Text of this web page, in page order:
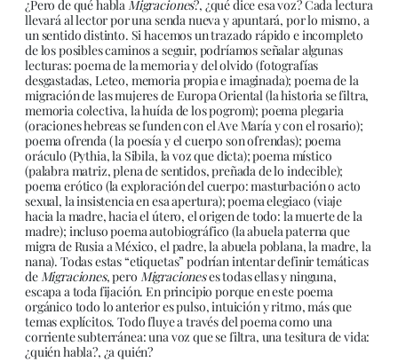
¿Pero de qué hablaMigraciones?, ¿qué dice esa voz? Cada lectura
llevará al lector por una senda nueva y apuntará, por lo mismo, a
un sentido distinto. Si hacemos un trazado rápido e incompleto
de los posibles caminos a seguir, podríamos señalar algunas
lecturas: poema de la memoria y del olvido (fotografías
desgastadas, Leteo, memoria propia e imaginada); poema de la
migración de las mujeres de Europa Oriental (la historia se filtra,
memoria colectiva, la huída de los pogrom); poema plegaria
(oraciones hebreas se funden con el Ave María y con el rosario);
poema ofrenda ( la poesía y el cuerpo son ofrendas); poema
oráculo (Pythia, la Sibila, la voz que dicta); poema místico
(palabra matriz, plena de sentidos, preñada de lo indecible);
poema erótico (la exploración del cuerpo: masturbación o acto
sexual, la insistencia en esa apertura); poema elegiaco (viaje
hacia la madre, hacia el útero, el origen de todo: la muerte de la
madre); incluso poema autobiográfico (la abuela paterna que
migra de Rusia a México, el padre, la abuela poblana, la madre, la
nana). Todas estas “etiquetas” podrían intentar definir temáticas
deMigraciones, pero Migracioneses todas ellas y ninguna,
escapa a toda fijación. En principio porque en este poema
orgánico todo lo anterior es pulso, intuición y ritmo, más que
temas explícitos. Todo fluye a través del poema como una
corriente subterránea: una voz que se filtra, una tesitura de vida:
¿quién habla?, ¿a quién?